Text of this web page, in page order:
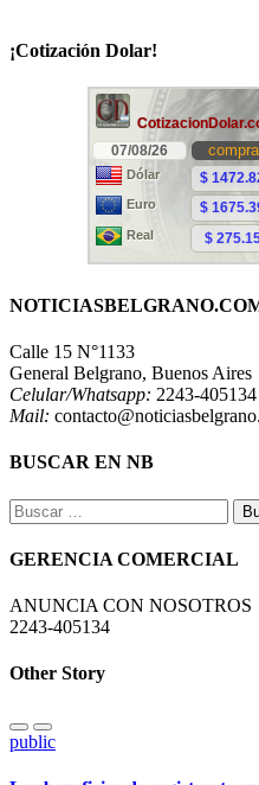
¡Cotización Dolar!
Calle 15 N°1133
General Belgrano, Buenos Aires
Celular/Whatsapp: 2243-405134
Mail:
BUSCAR EN NB
Buscar:
GERENCIA COMERCIAL
ANUNCIA CON NOSOTROS
2243-405134
Other Story
public